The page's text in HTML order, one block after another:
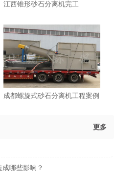
江西锥形砂石分离机完工
成都螺旋式砂石分离机工程案例
更多
哪些影响？